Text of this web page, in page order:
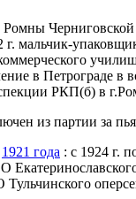
Ромны
мальчик-
в Петрограде в
РКП(б) в
из партии за
1921 года : с 1924 г.